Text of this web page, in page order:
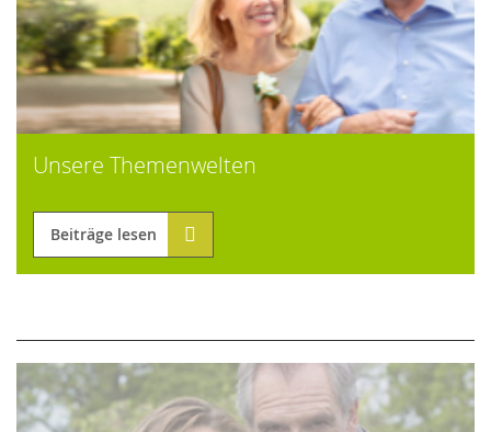
Unsere Themenwelten
Beiträge lesen